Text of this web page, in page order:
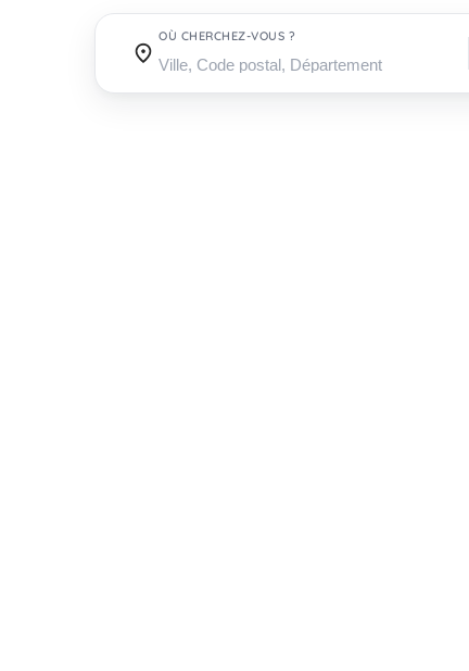
OÙ CHERCHEZ-VOUS ?
Où cherchez-vous ?